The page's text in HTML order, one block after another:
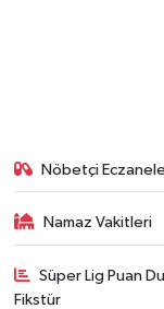
Nöbetçi
Namaz Vakitleri
Süper Lig Puan
Fikstür